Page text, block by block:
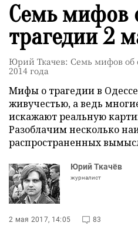
Семь мифов
трагедии 2
Юрий Ткачев: Семь мифов об
2014 года
Мифы о трагедии в
живучестью, а ведь
искажают реальную
Разоблачим несколько
распространенных
Юрий Ткачёв
журналист
2 мая 2017, 14:05 83